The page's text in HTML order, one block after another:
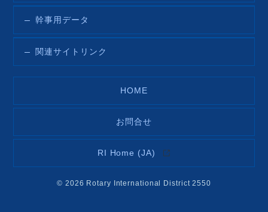
幹事用データ
関連サイトリンク
HOME
お問合せ
RI Home (JA)
© 2026 Rotary International District 2550